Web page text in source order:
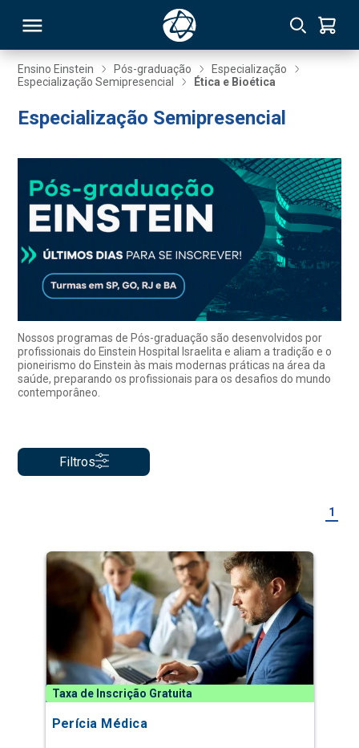
Ensino Einstein Pós-graduação
Especialização
Especialização Semipresencial
Ética e Bioética
Especialização Semipresencial
Nossos programas de Pós-graduação são desenvolvidos por
profissionais do Einstein Hospital Israelita e aliam a tradição e o
pioneirismo do Einstein às mais modernas práticas na área da
saúde, preparando os profissionais para os desafios do mundo
contemporâneo.
Filtros
1
Taxa de Inscrição Gratuita
Perícia Médica